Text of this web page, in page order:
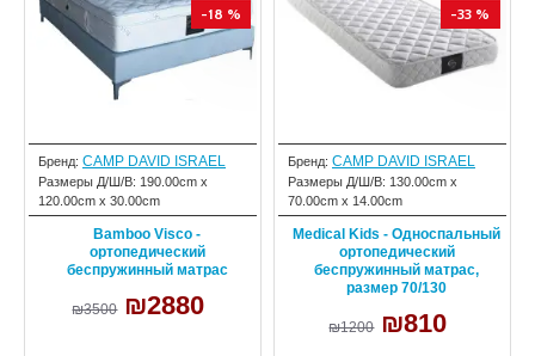
-18 %
Бренд: CAMP DAVID ISRAEL
Размеры Д/Ш/В: 190.00cm x
120.00cm x 30.00cm
Bamboo Visco -
ортопедический
беспружинный матрас
₪3500 ₪2880
-33 %
Бренд: CAMP DAVID ISRAEL
Размеры Д/Ш/В: 130.00cm x
70.00cm x 14.00cm
Medical Kids - Односпальный
ортопедический
беспружинный матрас,
размер 70/130
₪1200 ₪810